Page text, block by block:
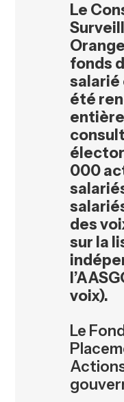
Le
fonds
salarié
été
000
des
sur la
voix).
Le